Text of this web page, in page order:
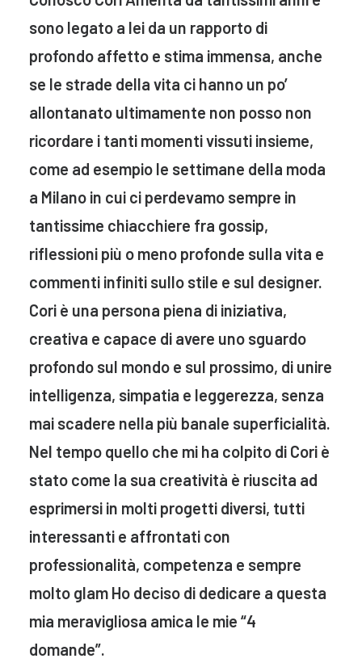
sono legato a lei da un rapporto di
profondo affetto e stima immensa, anche
se le strade della vita ci hanno un po’
allontanato ultimamente non posso non
ricordare i tanti momenti vissuti insieme,
come ad esempio le settimane della moda
a Milano in cui ci perdevamo sempre in
tantissime chiacchiere fra gossip,
riflessioni più o meno profonde sulla vita e
commenti infiniti sullo stile e sul designer.
Cori è una persona piena di iniziativa,
creativa e capace di avere uno sguardo
profondo sul mondo e sul prossimo, di unire
intelligenza, simpatia e leggerezza, senza
mai scadere nella più banale superficialità.
Nel tempo quello che mi ha colpito di Cori è
stato come la sua creatività è riuscita ad
esprimersi in molti progetti diversi, tutti
interessanti e affrontati con
professionalità, competenza e sempre
molto glam Ho deciso di dedicare a questa
mia meravigliosa amica le mie “4
domande”.